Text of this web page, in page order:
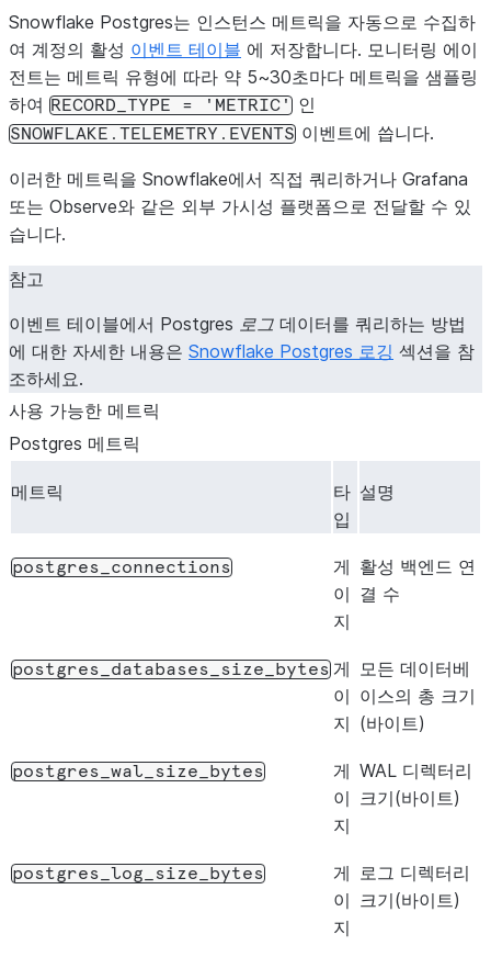
Snowflake Postgres는 인스턴스 메트릭을 자동으로 수집하
여 계정의 활성 이벤트 테이블 에 저장합니다. 모니터링 에이
전트는 메트릭 유형에 따라 약 5~30초마다 메트릭을 샘플링
하여 RECORD_TYPE = 'METRIC' 인
SNOWFLAKE.TELEMETRY.EVENTS 이벤트에 씁니다.
이러한 메트릭을 Snowflake에서 직접 쿼리하거나 Grafana
또는 Observe와 같은 외부 가시성 플랫폼으로 전달할 수 있
습니다.
참고
이벤트 테이블에서 Postgres 로그 데이터를 쿼리하는 방법
에 대한 자세한 내용은 Snowflake Postgres 로깅 섹션을 참
조하세요.
사용 가능한 메트릭
Postgres 메트릭
메트릭
타
입
설명
postgres_connections
게
이
지
활성 백엔드 연
결 수
postgres_databases_size_bytes 게
이
지
모든 데이터베
이스의 총 크기
(바이트)
postgres_wal_size_bytes
게
이
지
WAL 디렉터리
크기(바이트)
postgres_log_size_bytes
게
이
지
로그 디렉터리
크기(바이트)